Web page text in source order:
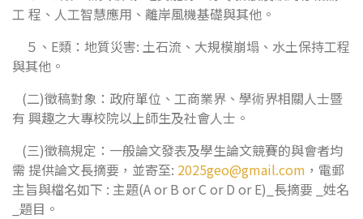
工 程、人工智慧應用、離岸風機基礎與其他。
５、E類：地質災害: 土石流、大規模崩塌、水土保持工程
與其他。
(二)徵稿對象：政府單位、工商業界、學術界相關人士暨
有 興趣之大專校院以上師生及社會人士。
(三)徵稿規定：一般論文發表及學生論文競賽的與會者均
需 提供論文長摘要，並寄至: 2025geo@gmail.com ，電郵
主旨與檔名如下 : 主題(A or B or C or D or E)_長摘要 _姓名
_題目。